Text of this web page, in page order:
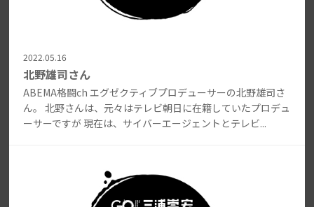
2022.05.16
北野雄司さん
ABEMA格闘ch エグゼクティブプロデューサーの北野雄司さ
ん。 北野さんは、元々はテレビ朝日に在籍していたプロデュ
ーサーですが 現在は、サイバーエージェントとテレビ...